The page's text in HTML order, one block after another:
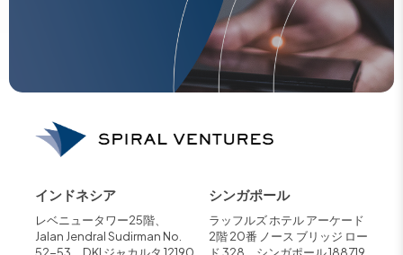
インドネシア
レベニュータワー25階、
Jalan Jendral Sudirman No.
52-53、DKI ジャカルタ 12190
シンガポール
ラッフルズ ホテル アーケード
2階 20番 ノース ブリッジ ロー
ド 328、シンガポール 188719